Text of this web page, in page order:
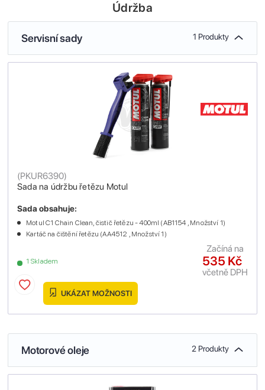
Údržba
Servisní sady 1 Produkty
Sada na údržbu řetězu Motul
(PKUR6390)
1 Skladem
Sada obsahuje:
Motul C1 Chain Clean, čistič řetězu - 400ml (AB1154 , Množství 1)
Kartáč na čištění řetězu (AA4512 , Množství 1)
535 Kč
včetně DPH
Začíná na
UKÁZAT MOŽNOSTI
Motorové oleje 2 Produkty